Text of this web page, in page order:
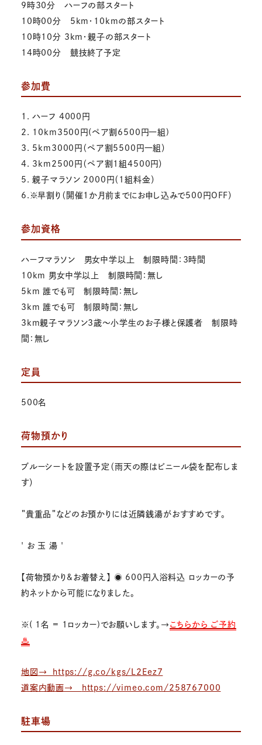
9時30分 ハーフの部スタート
10時00分 5km・10kmの部スタート
10時10分 3km・親子の部スタート
14時00分 競技終了予定
参加費
1. ハーフ 4000円
2. 10km3500円(ペア割6500円一組)
3. 5km3000円（ペア割5500円一組）
4. 3km2500円（ペア割1組4500円）
5. 親子マラソン 2000円（1組料金）
6.※早割り（開催1か月前までにお申し込みで500円OFF）
参加資格
ハーフマラソン 男女中学以上 制限時間：3時間
10km 男女中学以上 制限時間：無し
5km 誰でも可 制限時間：無し
3km 誰でも可 制限時間：無し
3km親子マラソン3歳～小学生のお子様と保護者 制限時
間：無し
定員
500名
荷物預かり
ブルーシートを設置予定（雨天の際はビニール袋を配布しま
す）
＂貴重品＂などのお預かりには近隣銭湯がおすすめです。
' お 玉 湯 '
【荷物預かり&お着替え】 ◉ 600円入浴料込 ロッカーの予
約ネットから可能になりました。
※( 1名 = 1ロッカー)でお願いします。→ こちらから ご予約
♨
地図→
https://g.co/kgs/L2Eez7
道案内動画→
https://vimeo.com/258767000
駐車場